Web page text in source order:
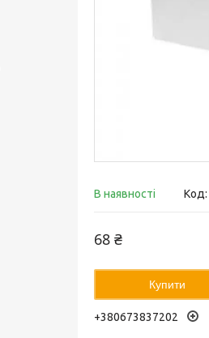
В наявності Код:
68 ₴
Купити
+380673837202